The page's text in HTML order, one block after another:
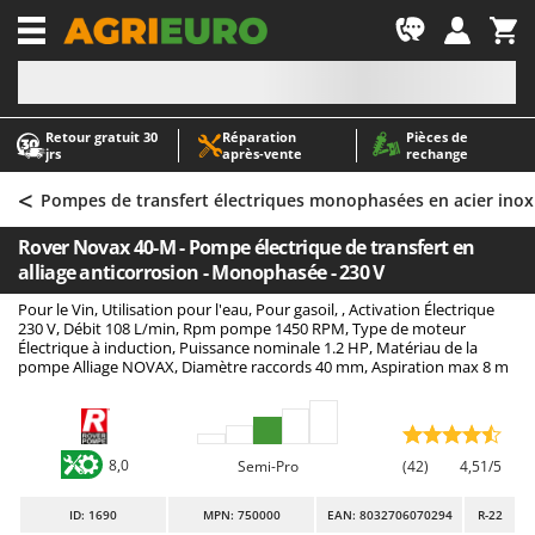
Retour gratuit 30
jrs
Réparation
après‑vente
Pièces de
rechange
-1
A
Abris de jardin
Accessoires pour tracteurs tondeuses autoportés
Aérateurs Scarificateurs pour gazon
Arracheuses de pommes de terre pour tracteur
Aspirateurs - Balais Électriques
Aspirateurs à cendres
Aspirateurs à feuilles sur roues
Aspirateurs de piscine
Aspirateurs Multifonctions
Atomiseurs agricoles pour tracteurs
Atomiseurs pour traitements
A
AgriEuro Premium
AgriEuro TOP-LINE
AGT
Aima
Airmec
AL-KO
ALA 2000
Alce
Alpina
Ama
< Pompes de transfert électriques monophasées en acier
Rover Novax 40-M - Pompe électrique de transfert en
alliage anticorrosion - Monophasée - 230 V
Pour le Vin, Utilisation pour l'eau, Pour gasoil, , Activation Électrique
230 V, Débit 108 L/min, Rpm pompe 1450 RPM, Type de moteur
Électrique à induction, Puissance nominale 1.2 HP, Matériau de la
pompe Alliage NOVAX, Diamètre raccords 40 mm, Aspiration max 8 m
8,0 Semi-Pro (42) 4,51/5
ID: 1690 MPN: 750000 EAN: 8032706070294 R-22